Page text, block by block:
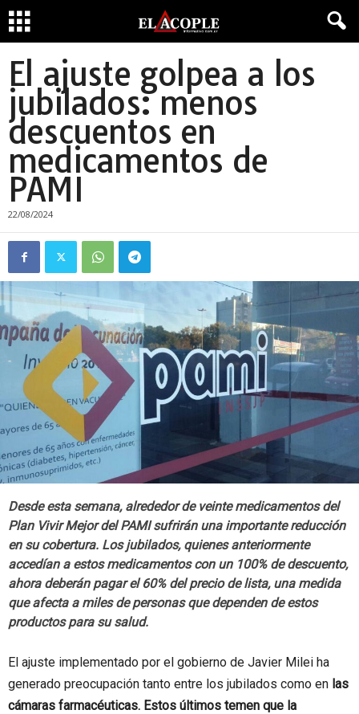
El ajuste golpea a los
jubilados: menos
descuentos en
medicamentos de
PAMI
22/08/2024
Desde esta semana, alrededor de veinte medicamentos del
Plan Vivir Mejor del PAMI sufrirán una importante reducción
en su cobertura. Los jubilados, quienes anteriormente
accedían a estos medicamentos con un 100% de descuento,
ahora deberán pagar el 60% del precio de lista, una medida
que afecta a miles de personas que dependen de estos
productos para su salud.
El ajuste implementado por el gobierno de Javier Milei ha
generado preocupación tanto entre los jubilados como en las
cámaras farmacéuticas. Estos últimos temen que la